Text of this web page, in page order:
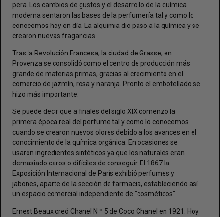
pera. Los cambios de gustos y el desarrollo de la química
moderna sentaron las bases de la perfumería tal y como lo
conocemos hoy en día. La alquimia dio paso a la química y se
crearon nuevas fragancias.
Tras la Revolución Francesa, la ciudad de Grasse, en
Provenza se consolidó como el centro de producción más
grande de materias primas, gracias al crecimiento en el
comercio de jazmín, rosa y naranja. Pronto el embotellado se
hizo más importante.
Se puede decir que a finales del siglo XIX comenzó la
primera época real del perfume tal y como lo conocemos
cuando se crearon nuevos olores debido a los avances en el
conocimiento de la química orgánica. En ocasiones se
usaron ingredientes sintéticos ya que los naturales eran
demasiado caros o difíciles de conseguir. El 1867 la
Exposición Internacional de París exhibió perfumes y
jabones, aparte de la sección de farmacia, estableciendo así
un espacio comercial independiente de "cosméticos".
Ernest Beaux creó Chanel N º 5 de Coco Chanel en 1921. Hoy